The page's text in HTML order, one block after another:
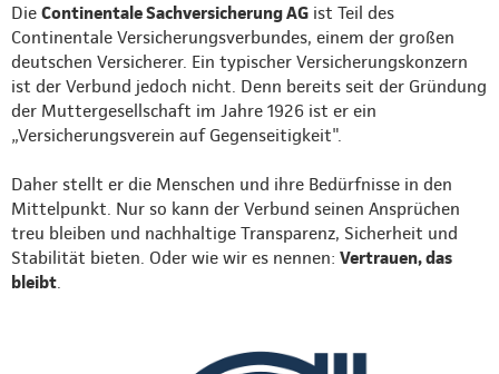
Die Continentale Sachversicherung AG ist Teil des
Continentale Versicherungsverbundes, einem der großen
deutschen Versicherer. Ein typischer Versicherungskonzern
ist der Verbund jedoch nicht. Denn bereits seit der Gründung
der Muttergesellschaft im Jahre 1926 ist er ein
„Versicherungsverein auf Gegenseitigkeit".
Daher stellt er die Menschen und ihre Bedürfnisse in den
Mittelpunkt. Nur so kann der Verbund seinen Ansprüchen
treu bleiben und nachhaltige Transparenz, Sicherheit und
Stabilität bieten. Oder wie wir es nennen: Vertrauen, das
bleibt